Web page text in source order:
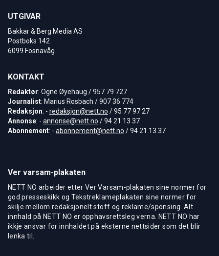
UTGIVAR
Bakkar & Berg Media AS
Postboks 142
6099 Fosnavåg
KONTAKT
Redaktør: Ogne Øyehaug / 957 79 727
Journalist: Marius Rosbach / 907 36 774
Redaksjon: - redaksjon@nett.no / 95 77 97 27
Annonse: - annonse@nett.no / 94 21 13 37
Abonnement: - abonnement@nett.no / 94 21 13 37
Ver varsam-plakaten
NETT NO arbeider etter Ver Varsam-plakaten sine normer for
god presseskikk og Tekstreklameplakaten sine normer for
skilje mellom redaksjonelt stoff og reklame/sponsing. Alt
innhald på NETT NO er opphavsrettsleg verna. NETT NO har
ikkje ansvar for innhaldet på eksterne nettsider som det blir
lenka til.